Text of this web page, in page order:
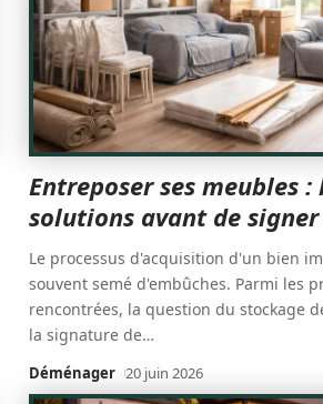
Entreposer ses meubles :
solutions avant de
Le processus d'acquisition d'un bien
souvent semé d'embûches. Parmi les
rencontrées, la question du stockage
la signature de…
Déménager 20 juin 2026